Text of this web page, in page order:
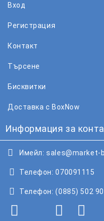
Вход
Регистрация
Контакт
Търсене
Бисквитки
Доставка с BoxNow
Информация за
Имейл: sales@market-
Телефон: 070091115
Телефон: (0885) 502